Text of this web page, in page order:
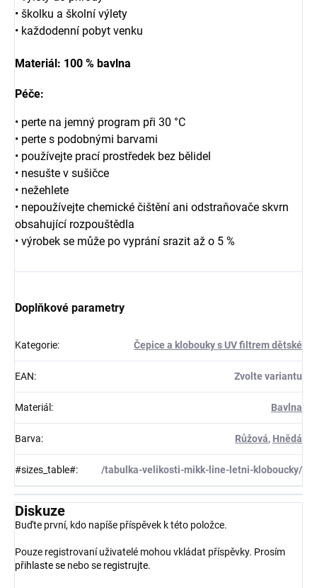
• školku a školní výlety
• každodenní pobyt venku
Materiál: 100 % bavlna
Péče:
• perte na jemný program při 30 °C
• perte s podobnými barvami
• používejte prací prostředek bez bělidel
• nesušte v sušičce
• nežehlete
• nepoužívejte chemické čištění ani odstraňovače skvrn
obsahující rozpouštědla
• výrobek se může po vyprání srazit až o 5 %
Doplňkové parametry
Kategorie: Čepice a klobouky s UV filtrem dětské
EAN: Zvolte variantu
Materiál : Bavlna
Barva: Růžová, Hnědá
#sizes_table#: /tabulka-velikosti-mikk-line-letni-kloboucky/
Diskuze
Buďte první, kdo napíše příspěvek k této položce.
Pouze registrovaní uživatelé mohou vkládat příspěvky. Prosím
přihlaste se nebo se registrujte.